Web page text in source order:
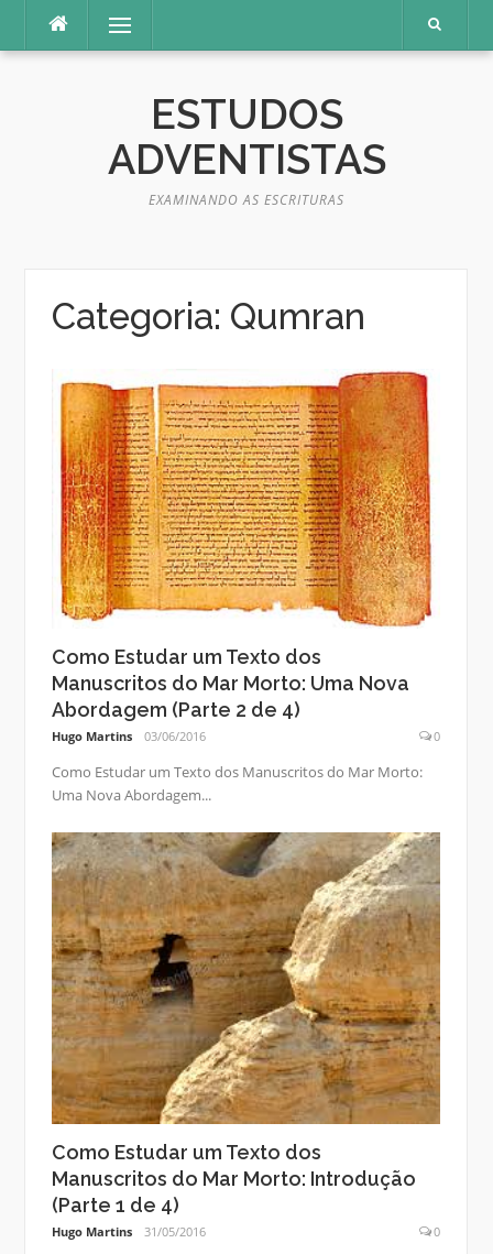
o
Menu
ESTUDOS
ADVENTISTAS
EXAMINANDO AS ESCRITURAS
Categoria: Qumran
Como Estudar um Texto dos
Manuscritos do Mar Morto: Uma Nova
Abordagem (Parte 2 de 4)
Hugo Martins 03/06/2016 0
Como Estudar um Texto dos Manuscritos do Mar Morto:
Uma Nova Abordagem...
Como Estudar um Texto dos
Manuscritos do Mar Morto: Introdução
(Parte 1 de 4)
Hugo Martins 31/05/2016 0